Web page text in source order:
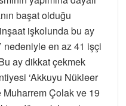
başat olduğu
işkolunda bu ay
nedeniyle en az 41 işçi
ay dikkat çekmek
‘Akkuyu Nükleer
Muharrem Çolak ve 19